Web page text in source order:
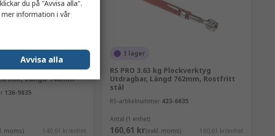
Rostfritt stål, Extra
Längd 140mm
136-9835
moms) 140,61 kr/enhet
I lager
RS PRO 3.63 kg Plockverktyg
Utdragbar, Längd 762mm, Rostfritt
stål
RS-artikelnummer 423-6635
Antal (1 enhet)
160,61 kr(exkl. moms) 160,61 kr/enhet
du på "Avvisa alla".
information i vår
Avvisa alla